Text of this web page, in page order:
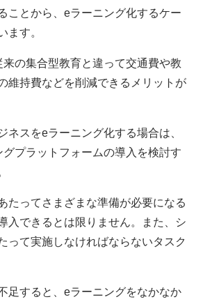
ことから、eラーニング化するケー
ます。
の集合型教育と違って交通費や教
維持費などを削減できるメリットが
ネスをeラーニング化する場合は、
プラットフォームの導入を検討す
たってさまざまな準備が必要になる
入できるとは限りません。また、シ
って実施しなければならないタスク
足すると、eラーニングをなかなか